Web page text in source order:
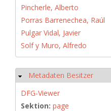
Pincherle, Alberto
Porras Barrenechea, Raúl
Pulgar Vidal, Javier
Solf y Muro, Alfredo
Ausblenden
Metadaten Besitzer
DFG-Viewer
Sektion: page